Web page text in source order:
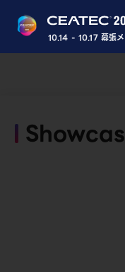
10.14 - 10.17 幕張